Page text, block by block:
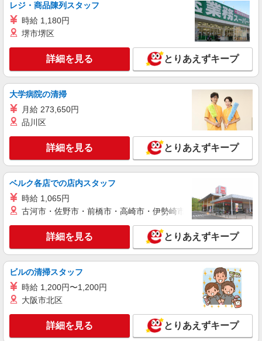
キープ 詳細を見る
株式会社ケイエムシー
人気ゲームソフトの機械オペレーター
時給1,400円〜1,750円 ★稼働分前払いOK!!★
大阪府松原市大堀 ★車・バイク・自転車通勤
キープ 詳細を見る
レジ・商品陳列スタッフ
時給 1,180円
堺市堺区
詳細を見る とりあえずキープ
大学病院の清掃
月給 273,650円
品川区
詳細を見る とりあえずキープ
ベルク各店での店内スタッフ
時給 1,065円
古河市・佐野市・前橋市・高崎市・伊勢崎市・太田市・館林市
詳細を見る とりあえずキープ
ビルの清掃スタッフ
時給 1,200円〜1,200円
大阪市北区
詳細を見る とりあえずキープ